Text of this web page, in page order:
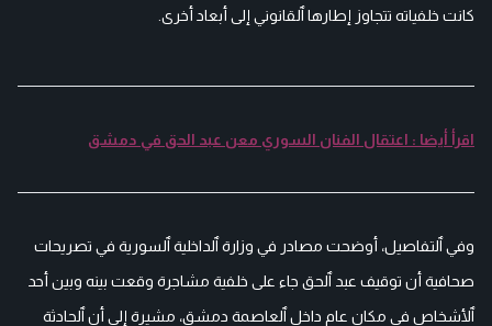
كانت خلفياته تتجاوز إطارها ٱلقانوني إلى أبعاد أخرى.
اقرأ أيضا : اعتقال الفنان السوري معن عبد الحق في دمشق
وفي ٱلتفاصيل، أوضحت مصادر في وزارة ٱلداخلية ٱلسورية في تصريحات
صحافية أن توقيف عبد ٱلحق جاء على خلفية مشاجرة وقعت بينه وبين أحد
ٱلأشخاص في مكان عام داخل ٱلعاصمة دمشق، مشيرة إلى أن ٱلحادثة